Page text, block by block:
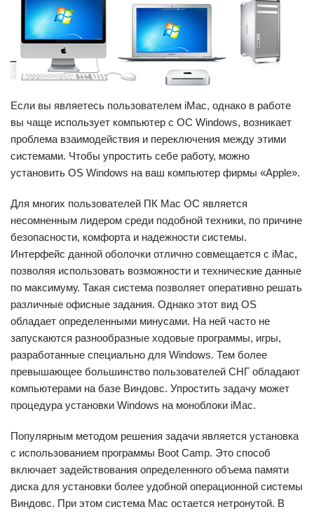
Если вы являетесь пользователем iMac, однако в работе
вы чаще использует компьютер с ОС Windows, возникает
проблема взаимодействия и переключения между этими
системами. Чтобы упростить себе работу, можно
установить OS Windows на ваш компьютер фирмы «Apple».
Для многих пользователей ПК Mac ОС является
несомненным лидером среди подобной техники, по причине
безопасности, комфорта и надежности системы.
Интерфейс данной оболочки отлично совмещается с iMac,
позволяя использовать возможности и технические данные
по максимуму. Такая система позволяет оперативно решать
различные офисные задания. Однако этот вид OS
обладает определенными минусами. На ней часто не
запускаются разнообразные ходовые программы, игры,
разработанные специально для Windows. Тем более
превышающее большинство пользователей СНГ обладают
компьютерами на базе Виндовс. Упростить задачу может
процедура установки Windows на моноблоки iMac.
Популярным методом решения задачи является установка
с использованием программы Boot Camp. Это способ
включает задействования определенного объема памяти
диска для установки более удобной операционной системы
Виндовс. При этом система Mac остается нетронутой. В